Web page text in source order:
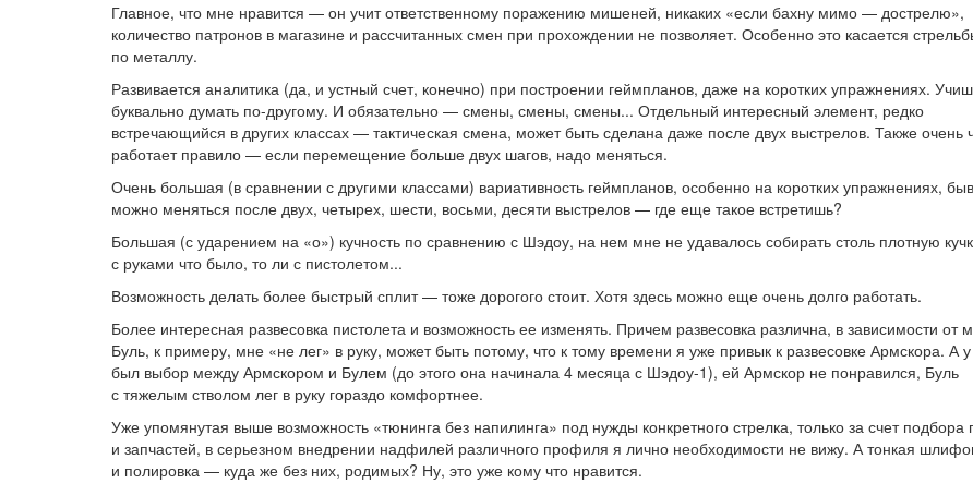
Главное, что мне нравится — он учит ответственному поражению мишеней, никаких «если бахну мимо — дострелю»,
количество патронов в магазине и рассчитанных смен при прохождении не позволяет. Особенно это касается
по металлу.
Развивается аналитика (да, и устный счет, конечно) при построении геймпланов, даже на коротких упражнениях.
буквально думать по-другому. И обязательно — смены, смены, смены... Отдельный интересный элемент, редко
встречающийся в других классах — тактическая смена, может быть сделана даже после двух выстрелов. Также очень
работает правило — если перемещение больше двух шагов, надо меняться.
Очень большая (в сравнении с другими классами) вариативность геймпланов, особенно на коротких упражнениях,
можно меняться после двух, четырех, шести, восьми, десяти выстрелов — где еще такое встретишь?
Большая (с ударением на «о») кучность по сравнению с Шэдоу, на нем мне не удавалось собирать столь плотную
с руками что было, то ли с пистолетом...
Возможность делать более быстрый сплит — тоже дорогого стоит. Хотя здесь можно еще очень долго работать.
Более интересная развесовка пистолета и возможность ее изменять. Причем развесовка различна, в зависимости от
Буль, к примеру, мне «не лег» в руку, может быть потому, что к тому времени я уже привык к развесовке Армскора. А
был выбор между Армскором и Булем (до этого она начинала 4 месяца с Шэдоу-1), ей Армскор не понравился, Буль
с тяжелым стволом лег в руку гораздо комфортнее.
Уже упомянутая выше возможность «тюнинга без напилинга» под нужды конкретного стрелка, только за счет подбора
и запчастей, в серьезном внедрении надфилей различного профиля я лично необходимости не вижу. А тонкая
и полировка — куда же без них, родимых? Ну, это уже кому что нравится.